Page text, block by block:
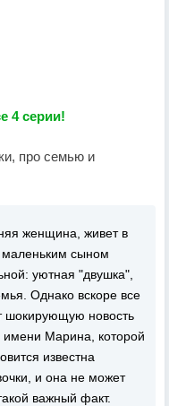
4 серии!
про семью и
женщина, живет в
сыном
уютная "двушка",
Однако вскоре все
шокирующую новость
имени Марина, которой
известна
и она не может
важный факт.